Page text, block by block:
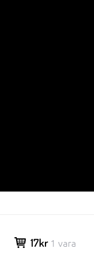
17kr 1 vara